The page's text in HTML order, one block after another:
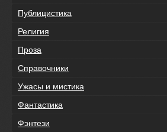
Публицистика
Религия
Проза
Справочники
Ужасы и мистика
Фантастика
Фэнтези